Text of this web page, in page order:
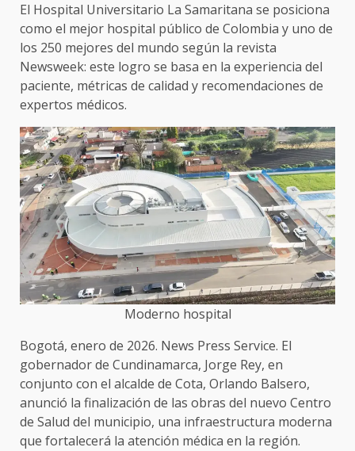
El Hospital Universitario La Samaritana se posiciona
como el mejor hospital público de Colombia y uno de
los 250 mejores del mundo según la revista
Newsweek: este logro se basa en la experiencia del
paciente, métricas de calidad y recomendaciones de
expertos médicos.
Moderno hospital
Bogotá, enero de 2026. News Press Service. El
gobernador de Cundinamarca, Jorge Rey, en
conjunto con el alcalde de Cota, Orlando Balsero,
anunció la finalización de las obras del nuevo Centro
de Salud del municipio, una infraestructura moderna
que fortalecerá la atención médica en la región.